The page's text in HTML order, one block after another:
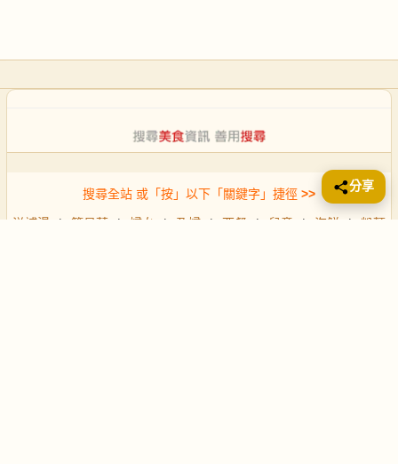
搜尋全站 或「按」以下「關鍵字」捷徑 >>
滋補湯 | 簡易菜 | 婦女 | 孕婦 | 西餐 | 兒童 | 海鮮 |
粉麵
分享